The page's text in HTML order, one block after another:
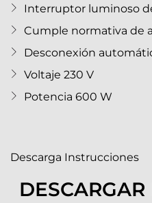
Interruptor luminoso
Cumple normativa de
Desconexión
Voltaje 230 V
Potencia 600 W
Descarga Instrucciones